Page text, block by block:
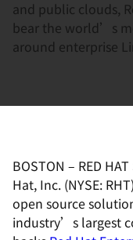
and public clouds,
bear the world’s
around enterprise
BOSTON – RED
Hat, Inc. (NYSE:
open source
industry’s largest